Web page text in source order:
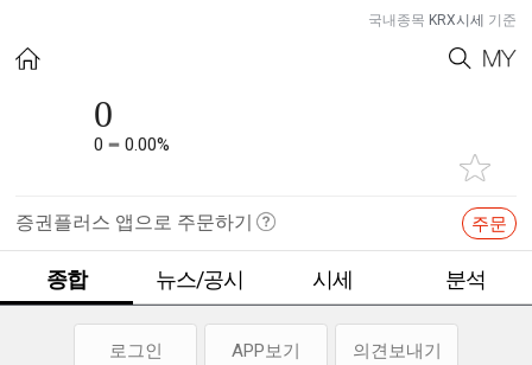
국내종목 KRX시세 기준
0
0 0.00%
증권플러스 앱으로 주문하기 주문
종합 뉴스/공시 시세 분석
로그인 APP보기 의견보내기